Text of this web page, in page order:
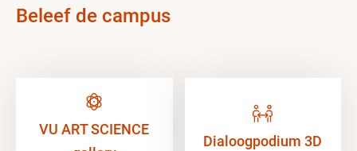
Beleef de campus
VU ART SCIENCE
Dialoogpodium 3D